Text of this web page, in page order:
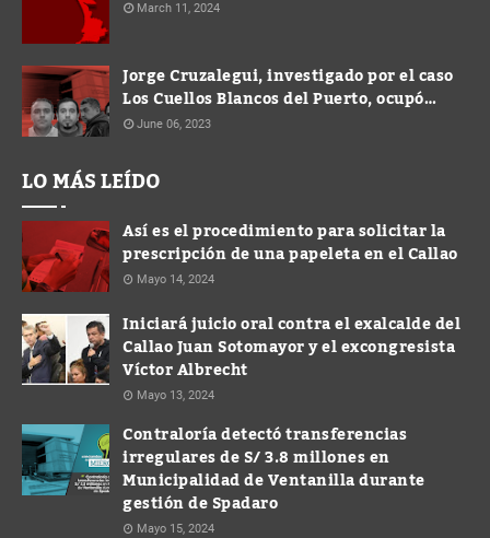
March 11, 2024
Jorge Cruzalegui, investigado por el caso
Los Cuellos Blancos del Puerto, ocupó
cargo de Gerente en la Municipalidad de
June 06, 2023
LO MÁS LEÍDO
Así es el procedimiento para solicitar la
prescripción de una papeleta en el Callao
Mayo 14, 2024
Iniciará juicio oral contra el exalcalde del
Callao Juan Sotomayor y el excongresista
Víctor Albrecht
Mayo 13, 2024
Contraloría detectó transferencias
irregulares de S/ 3.8 millones en
Municipalidad de Ventanilla durante
gestión de Spadaro
Mayo 15, 2024